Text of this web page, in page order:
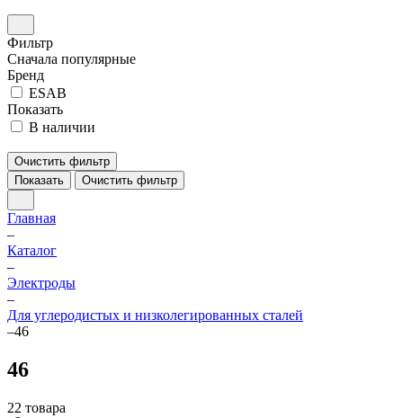
Фильтр
Сначала популярные
Бренд
ESAB
Показать
В наличии
Очистить фильтр
Показать
Очистить фильтр
Главная
–
Каталог
–
Электроды
–
Для углеродистых и низколегированных сталей
–46
46
22 товара